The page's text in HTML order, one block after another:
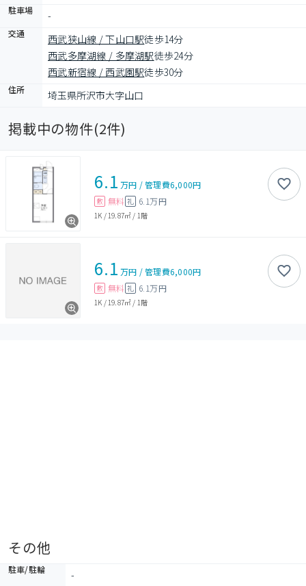
駐車場 -
交通 西武狭山線 / 下山口駅徒歩14分
西武多摩湖線 / 多摩湖駅徒歩24分
西武新宿線 / 西武園駅徒歩30分
住所 埼玉県所沢市大字山口
掲載中の物件(2件)
6.1 万円 /管理費6,000円
敷 無料 礼 6.1万円
1K / 19.87㎡ / 1階
6.1 万円 /管理費6,000円
敷 無料 礼 6.1万円
1K / 19.87㎡ / 1階
その他
駐車/駐輪 -